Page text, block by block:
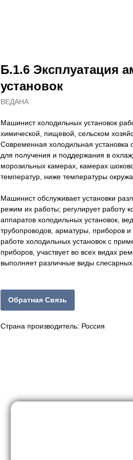
Б.1.6 Эксплуатация
установок
ВЕДАНА
Машинист холодильных установок
химической, пищевой, сельском
Современная холодильная
для получения и поддержания в
морозильных камерах, камерах
температур, ниже температуры
Машинист обслуживает установки
режим их работы; регулирует работу
аппаратов холодильных установок,
трубопроводов, арматуры, приборов
работе холодильных установок с
приборов, участвует во всех видах
выполняет различные виды
Обратная Связь
Страна производитель: Россия